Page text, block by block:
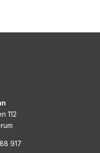
112
917